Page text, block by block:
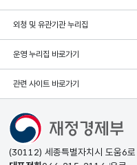
외청 및 유관기관 누리집
운영 누리집 바로가기
관련 사이트 바로가기
(30112) 세종특별자치시 도움6